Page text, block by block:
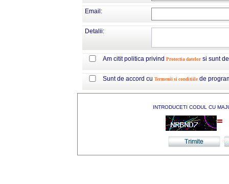
Email:
Detalii:
Am citit politica privind Protectia datelor si sunt
Sunt de accord cu Termenii si conditiile de
INTRODUCETI CODUL CU
=